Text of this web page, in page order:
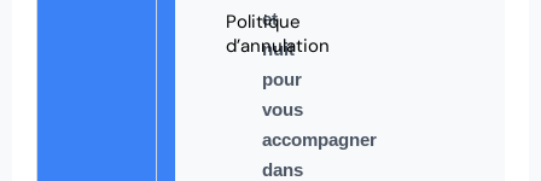
Politique
d’annulation
et
nuit
pour
vous
accompagner
dans